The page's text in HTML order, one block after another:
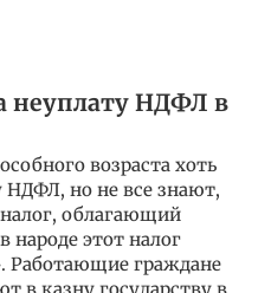
неуплату НДФЛ в
возраста хоть
НДФЛ, но не все знают,
облагающий
народе этот налог
Работающие граждане
в казну государству в